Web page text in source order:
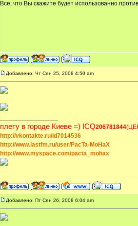
Все, что Вы скажите будет использованно
Добавлено: Чт Сен 25, 2008 4:50 am
плету в городе Киеве =) ICQ206781844
http://vkontakte.ru/id7014536
http://www.lastfm.ru/user/PacTa-MoHaX
http://www.myspace.com/pacta_mohax
Добавлено: Пт Сен 26, 2008 6:04 am